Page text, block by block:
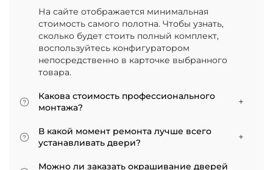
На сайте отображается минимальная
стоимость самого полотна. Чтобы узнать,
сколько будет стоить полный комплект,
воспользуйтесь конфигуратором
непосредственно в карточке выбранного
товара.
Какова стоимость профессионального
монтажа?
Итоговая сумма зависит от типа отделки
двери и габаритов проема. Минимальная
цена за установку стандартной двери с
покрытием «экошпон» начинается от 5000
В какой момент ремонта лучше всего
устанавливать двери?
Мы советуем приступать к монтажу после
Можно ли заказать окрашивание дверей